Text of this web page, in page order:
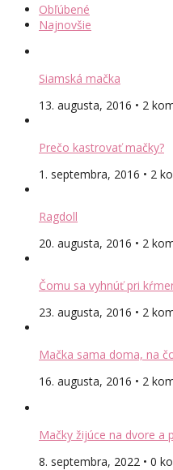
Obľúbené
Najnovšie
Siamská mačka
13. augusta, 2016 • 2
Prečo kastrovať mačky?
1. septembra, 2016 • 2
Ragdoll
20. augusta, 2016 • 2
Čomu sa vyhnúť pri
23. augusta, 2016 • 2
Mačka sama doma, na
16. augusta, 2016 • 2
Mačky žijúce na dvore a
8. septembra, 2022 • 0